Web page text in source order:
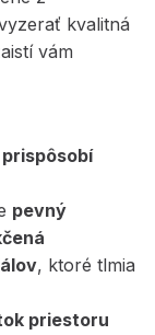
kvalitná
vám
prispôsobí
pevný
, ktoré tlmia
priestoru